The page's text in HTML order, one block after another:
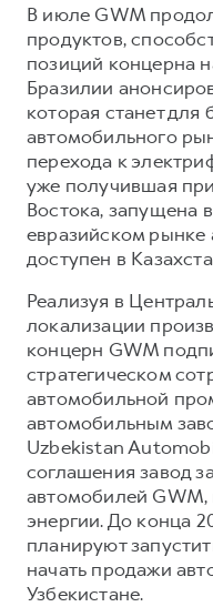
В июле GWM
продуктов,
позиций концерна
Бразилии
которая станет для
автомобильного
перехода к
уже получившая
Востока, запущена
евразийском рынке
доступен в
Реализуя в
локализации
концерн GWM
стратегическом
автомобильной
автомобильным
Uzbekistan
соглашения завод
автомобилей GWM,
энергии. До конца
планируют
начать продажи
Узбекистане.